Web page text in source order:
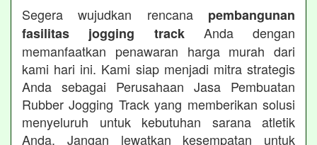
Segera wujudkan rencana pembangunan
fasilitas jogging trackAnda dengan
memanfaatkan penawaran harga murah dari
kami hari ini. Kami siap menjadi mitra strategis
Anda sebagai Perusahaan Jasa Pembuatan
Rubber Jogging Track yang memberikan solusi
menyeluruh untuk kebutuhan sarana atletik
Anda. Jangan lewatkan kesempatan untuk